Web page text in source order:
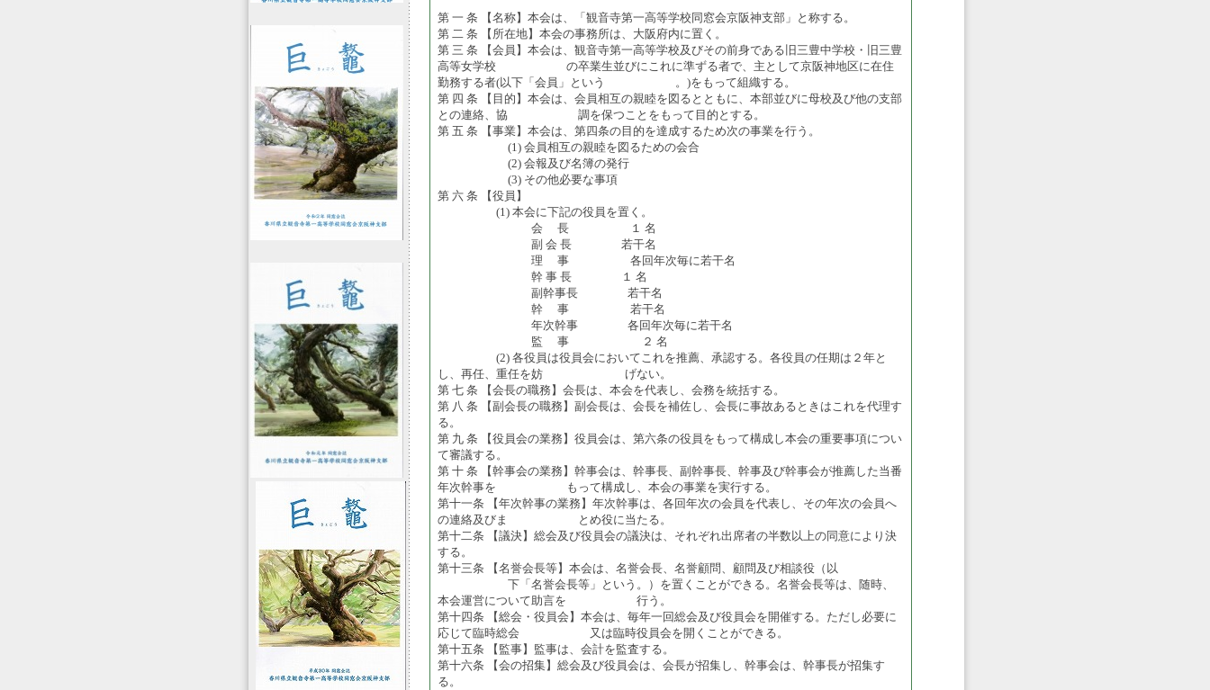
第 一 条 【名称】本会は、「観音寺第一高等学校同窓会京阪神支部」と称する。
第 二 条 【所在地】本会の事務所は、大阪府内に置く。
第 三 条 【会員】本会は、観音寺第一高等学校及びその前身である旧三豊中学校・旧三豊
高等女学校 の卒業生並びにこれに準ずる者で、主として京阪神地区に在住
勤務する者(以下「会員」という 。)をもって組織する。
第 四 条 【目的】本会は、会員相互の親睦を図るとともに、本部並びに母校及び他の支部
との連絡、協 調を保つことをもって目的とする。
第 五 条 【事業】本会は、第四条の目的を達成するため次の事業を行う。
(1) 会員相互の親睦を図るための会合
(2) 会報及び名簿の発行
(3) その他必要な事項
第 六 条 【役員】
(1) 本会に下記の役員を置く。
会 長 １ 名
副 会 長 若干名
理 事 各回年次毎に若干名
幹 事 長 １ 名
副幹事長 若干名
幹 事 若干名
年次幹事 各回年次毎に若干名
監 事 ２ 名
(2) 各役員は役員会においてこれを推薦、承認する。各役員の任期は２年と
し、再任、重任を妨 げない。
第 七 条 【会長の職務】会長は、本会を代表し、会務を統括する。
第 八 条 【副会長の職務】副会長は、会長を補佐し、会長に事故あるときはこれを代理す
る。
第 九 条 【役員会の業務】役員会は、第六条の役員をもって構成し本会の重要事項につい
て審議する。
第 十 条 【幹事会の業務】幹事会は、幹事長、副幹事長、幹事及び幹事会が推薦した当番
年次幹事を もって構成し、本会の事業を実行する。
第十一条 【年次幹事の業務】年次幹事は、各回年次の会員を代表し、その年次の会員へ
の連絡及びま とめ役に当たる。
第十二条 【議決】総会及び役員会の議決は、それぞれ出席者の半数以上の同意により決
する。
第十三条 【名誉会長等】本会は、名誉会長、名誉顧問、顧問及び相談役（以
下「名誉会長等」という。）を置くことができる。名誉会長等は、随時、
本会運営について助言を 行う。
第十四条 【総会・役員会】本会は、毎年一回総会及び役員会を開催する。ただし必要に
応じて臨時総会 又は臨時役員会を開くことができる。
第十五条 【監事】監事は、会計を監査する。
第十六条 【会の招集】総会及び役員会は、会長が招集し、幹事会は、幹事長が招集す
る。